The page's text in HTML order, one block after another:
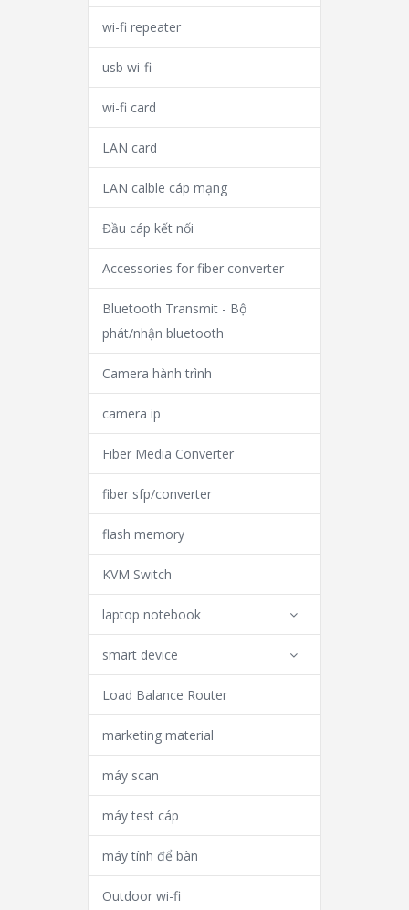
wi-fi repeater
usb wi-fi
wi-fi card
LAN card
LAN calble cáp mạng
Đầu cáp kết nối
Accessories for fiber converter
Bluetooth Transmit - Bộ
phát/nhận bluetooth
Camera hành trình
camera ip
Fiber Media Converter
fiber sfp/converter
flash memory
KVM Switch
laptop notebook
smart device
Load Balance Router
marketing material
máy scan
máy test cáp
máy tính để bàn
Outdoor wi-fi